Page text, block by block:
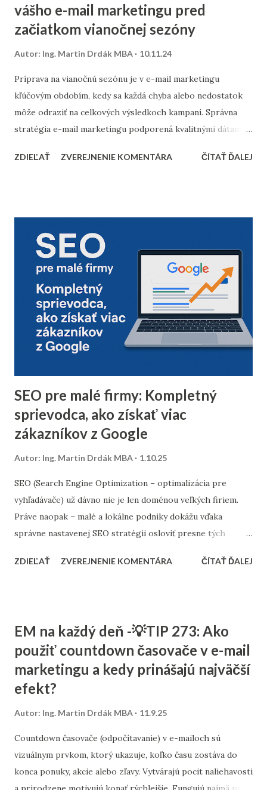
vášho e-mail marketingu pred
začiatkom vianočnej sezóny
Autor: Ing. Martin Drdák MBA 10.11.24
Príprava na vianočnú sezónu je v e-mail marketingu
kľúčovým obdobím, kedy sa každá chyba alebo nedostatok
môže odraziť na celkových výsledkoch kampaní. Správna
stratégia e-mail marketingu podporená kvalitnými dátami a
priniesť nárast predajov aj vysokú spokojnosť zákazníkov.
Odfiltrovanie neaktívnych používateľov, starých alebo
neoverených e-mailov vám pomôže zvýšiť mieru
doručiteľnosti a znížiť riziko, že vaše e-maily skončia v
spam priečinku. Zamerajte sa najmä na tých príjemcov, ktorí
dlhodobo neotvárali e-maily – zvážte, či má zmysel ich
osloviť špeciálnou reaktivačnou kampaňou, alebo ich radšej
úplne odstrániť z databázy. 2. Segmentácia kontaktov podľa
minuloročnej v...
ZDIEĽAŤ ZVEREJNENIE KOMENTÁRA ČÍTAŤ ĎALEJ
SEO pre malé firmy: Kompletný
sprievodca, ako získať viac
zákazníkov z Google
Autor: Ing. Martin Drdák MBA 1.10.25
SEO (Search Engine Optimization – optimalizácia pre
vyhľadávače) už dávno nie je len doménou veľkých firiem.
Práve naopak – malé a lokálne podniky dokážu vďaka
správne nastavenej SEO stratégii osloviť presne tých
ako nastaviť SEO tak, aby fungovalo aj pri menšom
osloviť zákazníkov z celého Slovenska alebo len z vášho
mesta? Výskum kľúčových slov – zistite, čo ľudia hľadajú.
Namiesto všeobecných výrazov typu „kaviareň“ skúste
„kaviareň Bratislava Staré Mesto“ alebo „zdravé obedy
firmy vo vašom segmente. ➡️ Viac sa tejto téme venujeme v
článku: „Ako nájsť správne kľúčové slová pre malé firmy“ 2.
On-page SEO (čo viete spraviť priamo na webe) Tu ide o
úpravu obsahu a technických prvko...
ZDIEĽAŤ ZVEREJNENIE KOMENTÁRA ČÍTAŤ ĎALEJ
EM na každý deň -💡TIP 273: Ako
použiť countdown časovače v e-mail
marketingu a kedy prinášajú najväčší
efekt?
Autor: Ing. Martin Drdák MBA 11.9.25
Countdown časovače (odpočítavanie) v e-mailoch sú
vizuálnym prvkom, ktorý ukazuje, koľko času zostáva do
konca ponuky, akcie alebo zľavy. Vytvárajú pocit naliehavosti